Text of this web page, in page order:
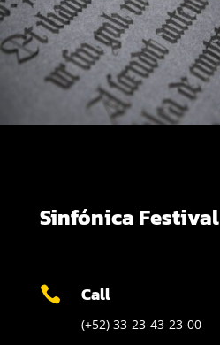
Sinfónica Festival
 Call
(+52) 33-23-43-23-00